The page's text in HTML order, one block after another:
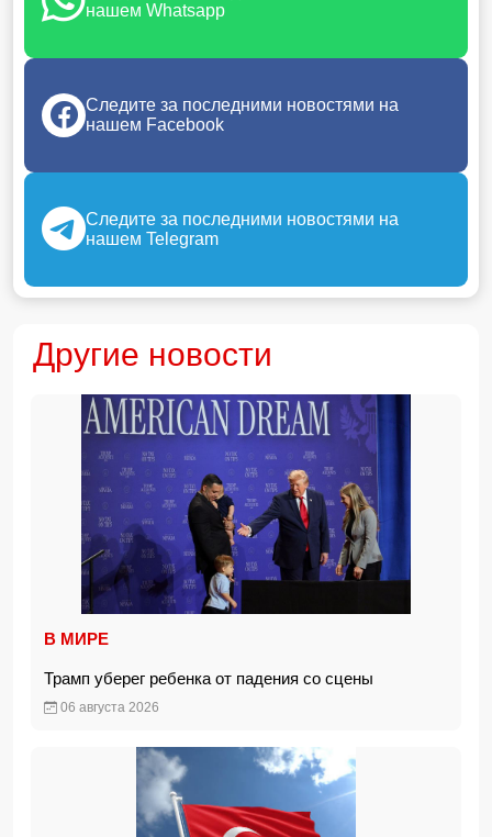
нашем Whatsapp
Следите за последними новостями на
нашем Facebook
Следите за последними новостями на
нашем Telegram
Другие новости
В МИРЕ
Трамп уберег ребенка от падения со сцены
06 августа 2026